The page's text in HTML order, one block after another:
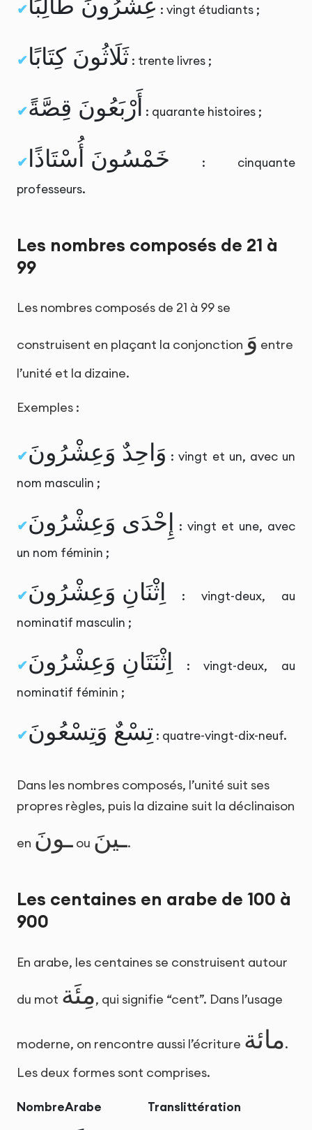
عِشْرُونَ طَالِبًا : vingt étudiants ;
ثَلَاثُونَ كِتَابًا : trente livres ;
أَرْبَعُونَ قِصَّةً : quarante histoires ;
خَمْسُونَ أُسْتَاذًا : cinquante
professeurs.
Les nombres composés de 21 à
99
Les nombres composés de 21 à 99 se
construisent en plaçant la conjonction وَ entre
l’unité et la dizaine.
Exemples :
وَاحِدٌ وَعِشْرُونَ : vingt et un, avec un
nom masculin ;
إِحْدَى وَعِشْرُونَ
: vingt et une, avec
un nom féminin ;
اِثْنَانِ وَعِشْرُونَ
: vingt-deux, au
nominatif masculin ;
اِثْنَتَانِ وَعِشْرُونَ
: vingt-deux, au
nominatif féminin ;
تِسْعٌ وَتِسْعُونَ : quatre-vingt-dix-neuf.
Dans les nombres composés, l’unité suit ses
propres règles, puis la dizaine suit la déclinaison
en ـونَ ou ـينَ.
Les centaines en arabe de 100 à
900
En arabe, les centaines se construisent autour
du mot مِئَة, qui signifie “cent”. Dans l’usage
moderne, on rencontre aussi l’écriture مائة.
Les deux formes sont comprises.
NombreArabe Translittération